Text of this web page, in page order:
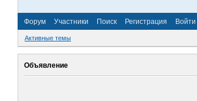
Форум Участники Поиск Регистрация Войти
Активные темы
Объявление